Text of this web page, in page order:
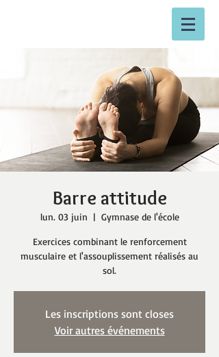
Barre attitude
lun. 03 juin
  |
Gymnase de l'école
Exercices combinant le renforcement
musculaire et l'assouplissement réalisés au
sol.
Les inscriptions sont closes
Voir autres événements